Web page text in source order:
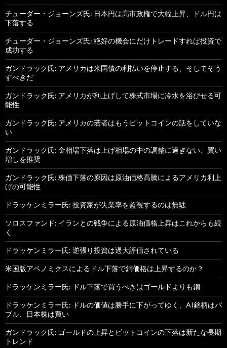
チューダー・ジョーンズ氏: 日本円は高市政権で大幅上昇、ドル円は
下落する
チューダー・ジョーンズ氏: 絶好の機会にだけトレードすれば投資で
成功する
ガンドラック氏: アメリカは米国債の利払いを停止する、そしてそう
すべきだ
ガンドラック氏: アメリカが利上げして株式市場に冷水を浴びせる可
能性
ガンドラック氏: アメリカの若者はもうビットコインの話をしていな
い
ガンドラック氏: 金相場下落は上げ相場の中の調整に過ぎない、買い
増しを推奨
ガンドラック氏: 株価下落の原因は原油価格高騰によるアメリカ利上
げの可能性
ドラッケンミラー氏: 投資家が失業率を監視するのは無駄
ソロスファンド: イランとの戦争による原油価格上昇はこれからも続
く
ドラッケンミラー氏: 逆張り投資は過大評価されている
米国版アベノミクスによるドル下落で銅価格は上昇するのか？
ドラッケンミラー氏: ドル下落で買うべきはゴールドよりも銅
ドラッケンミラー氏: ドルの価値は勝手に下がってゆく、AI銘柄はバ
ブル、日本株は買い
ガンドラック氏: ゴールドの上昇とビットコインの下落は新たな長期
トレンド